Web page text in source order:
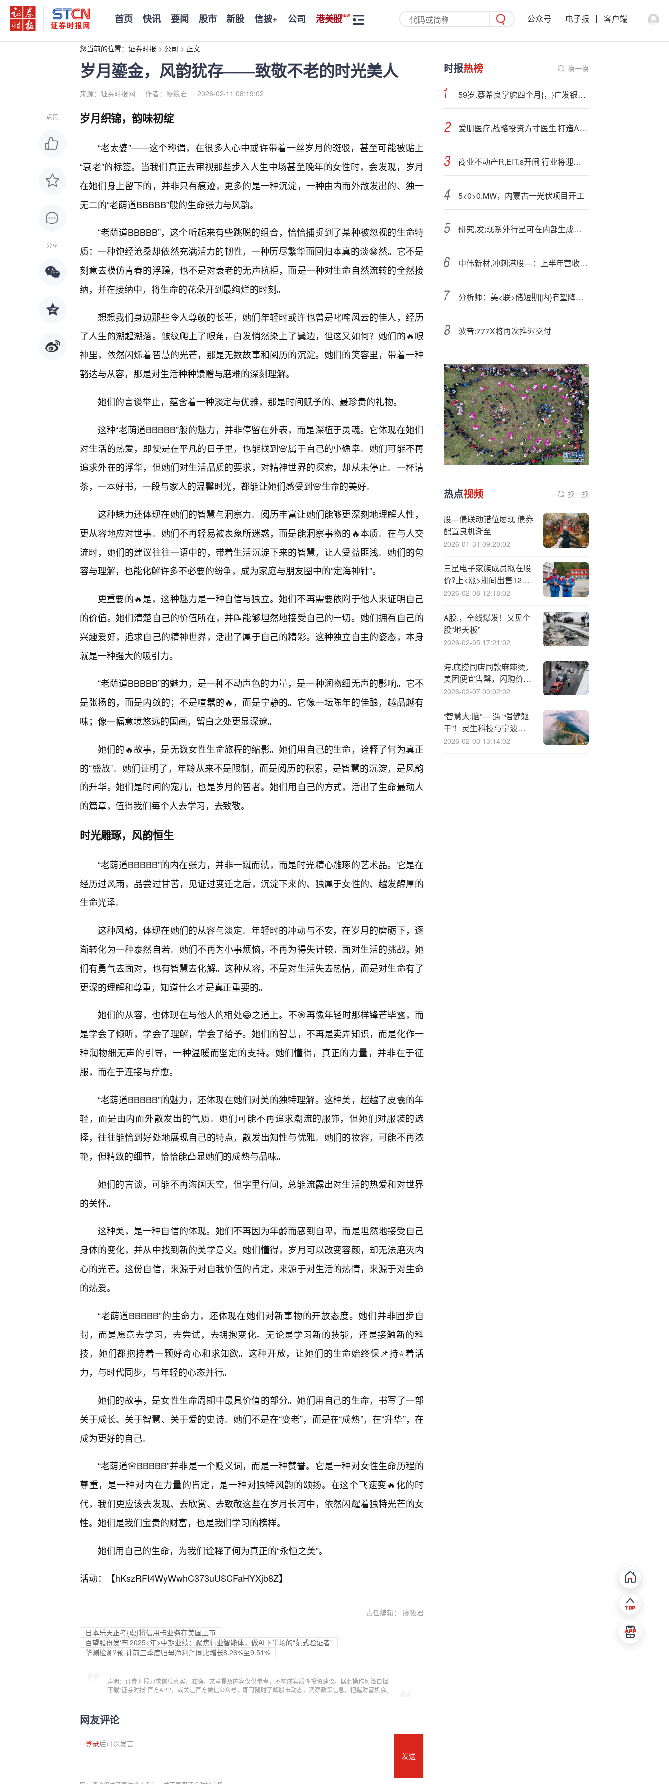
首页 快讯 要闻 股市 新股 信披+ 公司 港美股 公众号 电子报 客户端
您当前的位置： 证券时报 > 公司 > 正文
岁月鎏金，风韵犹存——致敬不老的时光美人
来源：证券时报网 作者：廖筱君 2026-02-11 08:19:02
点赞
分享
岁月织锦，韵味初绽
“老太婆”——这个称谓，在很多人心中或许带着一丝岁月的斑驳，甚至可能被贴上
“衰老”的标签。当我们真正去审视那些步入人生中场甚至晚年的女性时，会发现，岁月
在她们身上留下的，并非只有痕迹，更多的是一种沉淀，一种由内而外散发出的、独一
无二的“老荫道BBBBB”般的生命张力与风韵。
“老荫道BBBBB”，这个听起来有些跳脱的组合，恰恰捕捉到了某种被忽视的生命特
质：一种饱经沧桑却依然充满活力的韧性，一种历尽繁华而回归本真的淡😁然。它不是
刻意去模仿青春的浮躁，也不是对衰老的无声抗拒，而是一种对生命自然流转的全然接
纳，并在接纳中，将生命的花朵开到最绚烂的时刻。
想想我们身边那些令人尊敬的长辈，她们年轻时或许也曾是叱咤风云的佳人，经历
了人生的潮起潮落。皱纹爬上了眼角，白发悄然染上了鬓边，但这又如何？她们的🔥眼
神里，依然闪烁着智慧的光芒，那是无数故事和阅历的沉淀。她们的笑容里，带着一种
豁达与从容，那是对生活种种馈赠与磨难的深刻理解。
她们的言谈举止，蕴含着一种淡定与优雅，那是时间赋予的、最珍贵的礼物。
这种“老荫道BBBBB”般的魅力，并非停留在外表，而是深植于灵魂。它体现在她们
对生活的热爱，即使是在平凡的日子里，也能找到🌸属于自己的小确幸。她们可能不再
追求外在的浮华，但她们对生活品质的要求，对精神世界的探索，却从未停止。一杯清
茶，一本好书，一段与家人的温馨时光，都能让她们感受到🌸生命的美好。
这种魅力还体现在她们的智慧与洞察力。阅历丰富让她们能够更深刻地理解人性，
更从容地应对世事。她们不再轻易被表象所迷惑，而是能洞察事物的🔥本质。在与人交
流时，她们的建议往往一语中的，带着生活沉淀下来的智慧，让人受益匪浅。她们的包
容与理解，也能化解许多不必要的纷争，成为家庭与朋友圈中的“定海神针”。
更重要的🔥是，这种魅力是一种自信与独立。她们不再需要依附于他人来证明自己
的价值。她们清楚自己的价值所在，并📝能够坦然地接受自己的一切。她们拥有自己的
兴趣爱好，追求自己的精神世界，活出了属于自己的精彩。这种独立自主的姿态，本身
就是一种强大的吸引力。
“老荫道BBBBB”的魅力，是一种不动声色的力量，是一种润物细无声的影响。它不
是张扬的，而是内敛的；不是喧嚣的🔥，而是宁静的。它像一坛陈年的佳酿，越品越有
味；像一幅意境悠远的国画，留白之处更显深邃。
她们的🔥故事，是无数女性生命旅程的缩影。她们用自己的生命，诠释了何为真正
的“盛放”。她们证明了，年龄从来不是限制，而是阅历的积累，是智慧的沉淀，是风韵
的升华。她们是时间的宠儿，也是岁月的智者。她们用自己的方式，活出了生命最动人
的篇章，值得我们每个人去学习，去致敬。
时光雕琢，风韵恒生
“老荫道BBBBB”的内在张力，并非一蹴而就，而是时光精心雕琢的艺术品。它是在
经历过风雨，品尝过甘苦，见证过变迁之后，沉淀下来的、独属于女性的、越发醇厚的
生命光泽。
这种风韵，体现在她们的从容与淡定。年轻时的冲动与不安，在岁月的磨砺下，逐
渐转化为一种泰然自若。她们不再为小事烦恼，不再为得失计较。面对生活的挑战，她
们有勇气去面对，也有智慧去化解。这种从容，不是对生活失去热情，而是对生命有了
更深的理解和尊重，知道什么才是真正重要的。
她们的从容，也体现在与他人的相处😁之道上。不🎯再像年轻时那样锋芒毕露，而
是学会了倾听，学会了理解，学会了给予。她们的智慧，不再是卖弄知识，而是化作一
种润物细无声的引导，一种温暖而坚定的支持。她们懂得，真正的力量，并非在于征
服，而在于连接与疗愈。
“老荫道BBBBB”的魅力，还体现在她们对美的独特理解。这种美，超越了皮囊的年
轻，而是由内而外散发出的气质。她们可能不再追求潮流的服饰，但她们对服装的选
择，往往能恰到好处地展现自己的特点，散发出知性与优雅。她们的妆容，可能不再浓
艳，但精致的细节，恰恰能凸显她们的成熟与品味。
她们的言谈，可能不再海阔天空，但字里行间，总能流露出对生活的热爱和对世界
的关怀。
这种美，是一种自信的体现。她们不再因为年龄而感到自卑，而是坦然地接受自己
身体的变化，并从中找到新的美学意义。她们懂得，岁月可以改变容颜，却无法磨灭内
心的光芒。这份自信，来源于对自我价值的肯定，来源于对生活的热情，来源于对生命
的热爱。
“老荫道BBBBB”的生命力，还体现在她们对新事物的开放态度。她们并非固步自
封，而是愿意去学习，去尝试，去拥抱变化。无论是学习新的技能，还是接触新的科
技，她们都抱持着一颗好奇心和求知欲。这种开放，让她们的生命始终保📌持⭐着活
力，与时代同步，与年轻的心态并行。
她们的故事，是女性生命周期中最具价值的部分。她们用自己的生命，书写了一部
关于成长、关于智慧、关于爱的史诗。她们不是在“变老”，而是在“成熟”，在“升华”，在
成为更好的自己。
“老荫道🌸BBBBB”并非是一个贬义词，而是一种赞誉。它是一种对女性生命历程的
尊重，是一种对内在力量的肯定，是一种对独特风韵的颂扬。在这个飞速变🔥化的时
代，我们更应该去发现、去欣赏、去致敬这些在岁月长河中，依然闪耀着独特光芒的女
性。她们是我们宝贵的财富，也是我们学习的榜样。
她们用自己的生命，为我们诠释了何为真正的“永恒之美”。
活动：【hKszRFt4WyWwhC373uUSCFaHYXjb8Z】
责任编辑： 廖筱君
日本乐天正考{虑}将信用卡业务在美国上市
百望股份发‘布’2025<年>中期业绩：聚焦行业智能体，做AI下半场的“范式验证者”
华测检测?预,计前三季度归母净利润同比增长8.26%至9.51%
声明：证券时报力求信息真实、准确，文章提及内容仅供参考，不构成实质性投资建议，据此操作风险自担
下载“证券时报”官方APP，或关注官方微信公众号，即可随时了解股市动态，洞察政策信息，把握财富机会。
网友评论
登录后可以发言
发送
时报热榜 换一换
59岁.蔡希良掌舵四个月{，}广发银行换了行长
爱朋医疗,战略投资方寸医生 打造ADHD脑机接口全链路解决方案
商业不动产R,EIT,s开闸 行业将迎价值重估
5<0>0.MW，内蒙古一光伏项目开工
研究,发;现系外行星可在内部生成水，或解释“水世界”成因
中伟新材,冲刺港股—：上半年营收213亿，利润降39% 已获IPO备案
分析师：美<联>储短期{内}有望降息 但将采取谨慎策略
波音:777X将再次推迟交付
热点视频 换一换
股—债联动错位屡现 债券
配置良机渐至
2026-01-31 09:20:02
三星电子家族成员拟在股
价?上<涨>期间出售12亿
美元股份
2026-02-08 12:18:02
A股.，全线爆发！又见个
股“地天板”
2026-02-05 17:21:02
海.底捞同店同款麻辣烫，
美团便宜售罄，闪购价高
可买？官方暂无回应
2026-02-07 00:02:02
“智慧大:脑”— 遇 “强健躯
干”！灵生科技与宁波方
正联手 产投合作重塑人形
2026-02-03 13:14:02